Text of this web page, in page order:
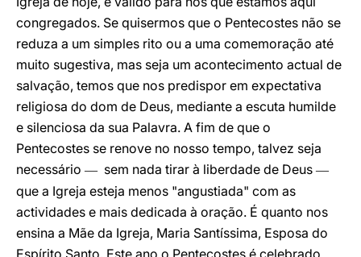
congregados. Se quisermos que o Pentecostes não se
reduza a um simples rito ou a uma comemoração até
muito sugestiva, mas seja um acontecimento actual de
salvação, temos que nos predispor em expectativa
religiosa do dom de Deus, mediante a escuta humilde
e silenciosa da sua Palavra. A fim de que o
Pentecostes se renove no nosso tempo, talvez seja
necessário — sem nada tirar à liberdade de Deus —
que a Igreja esteja menos "angustiada" com as
actividades e mais dedicada à oração. É quanto nos
ensina a Mãe da Igreja, Maria Santíssima, Esposa do
Espírito Santo. Este ano o Pentecostes é celebrado